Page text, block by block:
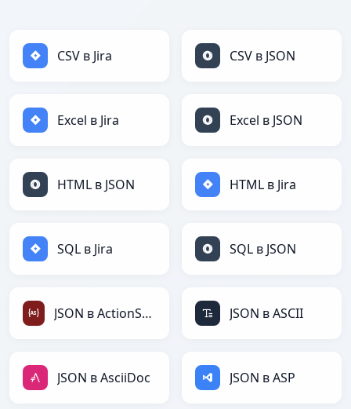
CSV в Jira CSV в JSON
Excel в Jira Excel в JSON
HTML в JSON HTML в Jira
SQL в Jira SQL в JSON
JSON в ActionScript JSON в ASCII
JSON в AsciiDoc JSON в ASP